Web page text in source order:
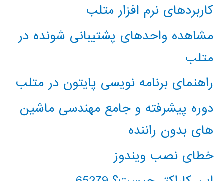
کاربردهای نرم افزار متلب
مشاهده واحدهای پشتیبانی شونده در
متلب
راهنمای برنامه نویسی پایتون در متلب
دوره پیشرفته و جامع مهندسی ماشین
های بدون راننده
خطای نصب ویندوز